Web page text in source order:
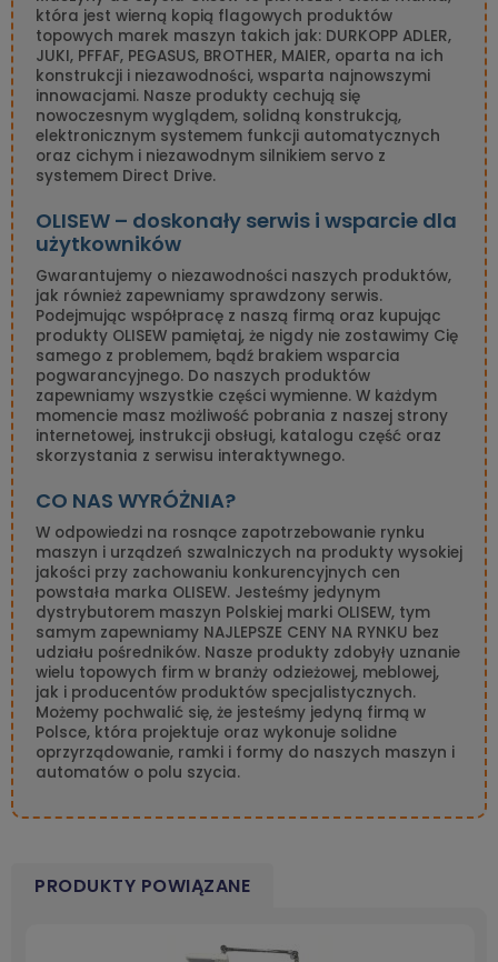
która jest wierną kopią flagowych produktów
topowych marek maszyn takich jak: DURKOPP ADLER,
JUKI, PFFAF, PEGASUS, BROTHER, MAIER, oparta na ich
konstrukcji i niezawodności, wsparta najnowszymi
innowacjami. Nasze produkty cechują się
nowoczesnym wyglądem, solidną konstrukcją,
elektronicznym systemem funkcji automatycznych
oraz cichym i niezawodnym silnikiem servo z
systemem Direct Drive.
OLISEW – doskonały serwis i wsparcie dla
użytkowników
Gwarantujemy o niezawodności naszych produktów,
jak również zapewniamy sprawdzony serwis.
Podejmując współpracę z naszą firmą oraz kupując
produkty OLISEW pamiętaj, że nigdy nie zostawimy Cię
samego z problemem, bądź brakiem wsparcia
pogwarancyjnego. Do naszych produktów
zapewniamy wszystkie części wymienne. W każdym
momencie masz możliwość pobrania z naszej strony
internetowej, instrukcji obsługi, katalogu część oraz
skorzystania z serwisu interaktywnego.
CO NAS WYRÓŻNIA?
W odpowiedzi na rosnące zapotrzebowanie rynku
maszyn i urządzeń szwalniczych na produkty wysokiej
jakości przy zachowaniu konkurencyjnych cen
powstała marka OLISEW. Jesteśmy jedynym
dystrybutorem maszyn Polskiej marki OLISEW, tym
samym zapewniamy NAJLEPSZE CENY NA RYNKU bez
udziału pośredników. Nasze produkty zdobyły uznanie
wielu topowych firm w branży odzieżowej, meblowej,
jak i producentów produktów specjalistycznych.
Możemy pochwalić się, że jesteśmy jedyną firmą w
Polsce, która projektuje oraz wykonuje solidne
oprzyrządowanie, ramki i formy do naszych maszyn i
automatów o polu szycia.
PRODUKTY POWIĄZANE